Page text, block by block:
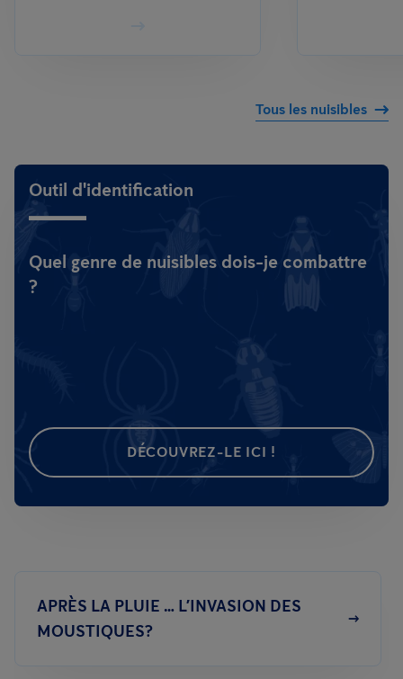
Tous les nuisibles
Outil d'identification
Quel genre de nuisibles dois-je combattre
?
DÉCOUVREZ-LE ICI !
APRÈS LA PLUIE … L’INVASION DES
MOUSTIQUES?